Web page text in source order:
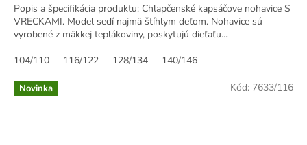
Popis a špecifikácia produktu: Chlapčenské kapsáčove nohavice S
VRECKAMI. Model sedí najmä štíhlym deťom. Nohavice sú
vyrobené z mäkkej teplákoviny, poskytujú dieťaťu...
104/110
116/122 128/134 140/146
Novinka Kód: 7633/116